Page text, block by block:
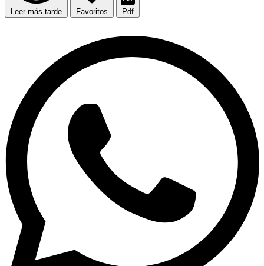
Leer más tarde Favoritos Pdf